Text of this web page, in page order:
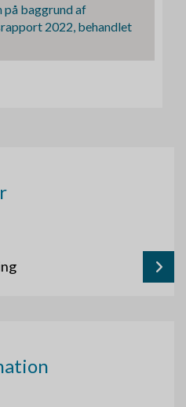
på baggrund af
2022, behandlet